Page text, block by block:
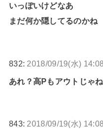
いっぽいけどなあ
まだ何か隠してるのかね
832: 2018/09/19(水)
あれ？高Pもアウトじゃ
843: 2018/09/19(水)